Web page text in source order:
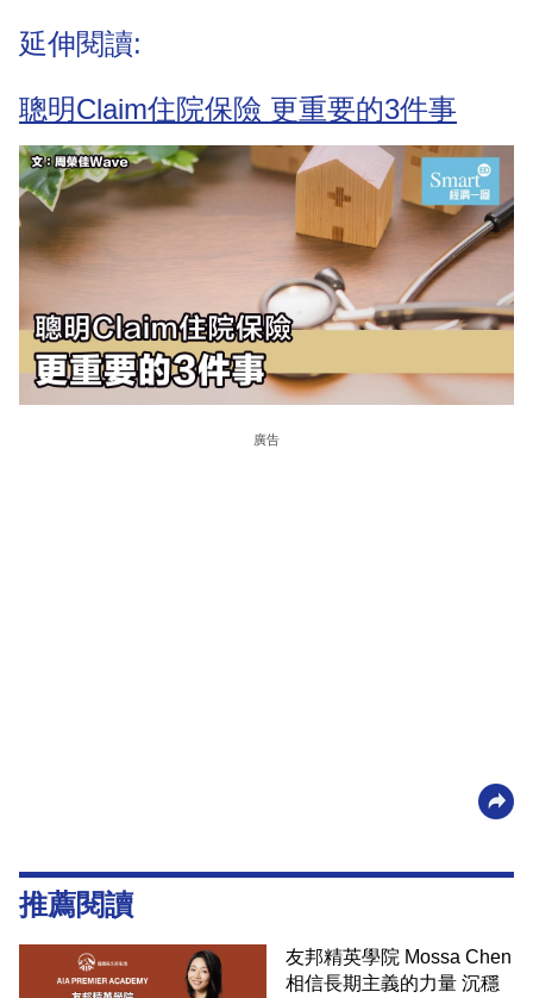
延伸閱讀:
聰明Claim住院保險 更重要的3件事
廣告
推薦閱讀
友邦精英學院 Mossa Chen
相信長期主義的力量 沉穩